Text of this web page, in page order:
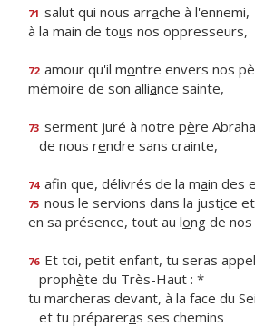
71 salut qui nous arrache à l'ennemi,
à la main de tous nos oppresseurs,
72 amour qu'il montre envers nos
mémoire de son alliance sainte,
73 serment juré à notre père
de nous rendre sans crainte,
74 afin que, délivrés de la main des
75 nous le servions dans la justice
en sa présence, tout au long de
76 Et toi, petit enfant, tu seras
prophète du Très-Haut : *
tu marcheras devant, à la face du
et tu prépareras ses chemins